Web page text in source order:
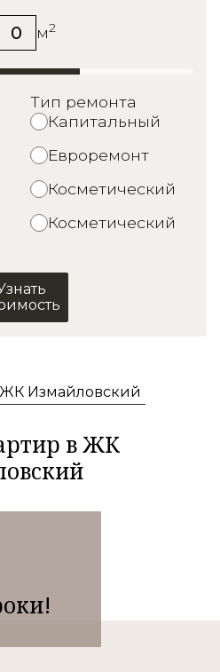
0 м2
Тип ремонта
Капитальный
Евроремонт
Косметический
Косметический
ЖК Измайловский
в ЖК